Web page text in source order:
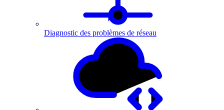
Diagnostic des problèmes de réseau